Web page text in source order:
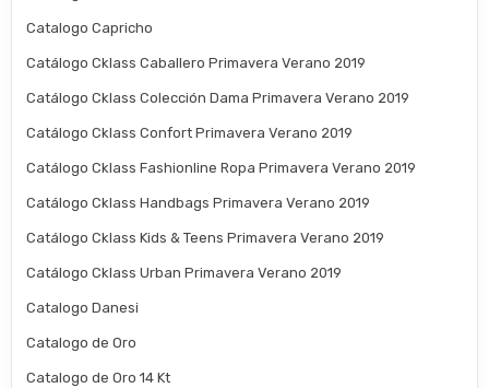
Catalogo Capricho
Catálogo Cklass Caballero Primavera Verano 2019
Catálogo Cklass Colección Dama Primavera Verano 2019
Catálogo Cklass Confort Primavera Verano 2019
Catálogo Cklass Fashionline Ropa Primavera Verano 2019
Catálogo Cklass Handbags Primavera Verano 2019
Catálogo Cklass Kids & Teens Primavera Verano 2019
Catálogo Cklass Urban Primavera Verano 2019
Catalogo Danesi
Catalogo de Oro
Catalogo de Oro 14 Kt